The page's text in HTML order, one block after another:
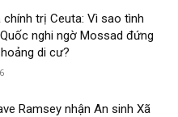
trị Ceuta: Vì sao tình
nghi ngờ Mossad đứng
di cư?
Ramsey nhận An sinh Xã